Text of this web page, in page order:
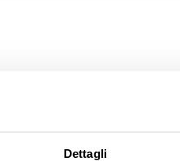
Dettagli